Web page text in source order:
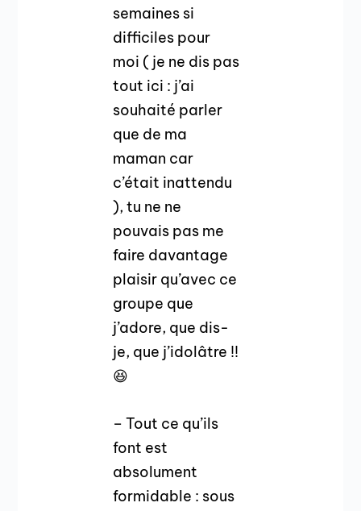
semaines si
difficiles pour
moi ( je ne dis pas
tout ici : j’ai
souhaité parler
que de ma
maman car
c’était inattendu
), tu ne ne
pouvais pas me
faire davantage
plaisir qu’avec ce
groupe que
j’adore, que dis-
je, que j’idolâtre !!
😆
– Tout ce qu’ils
font est
absolument
formidable : sous